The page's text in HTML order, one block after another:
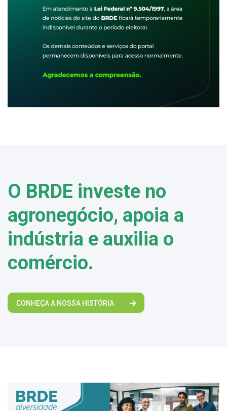
O BRDE investe no
agronegócio, apoia a
indústria e auxilia o
comércio.
CONHEÇA A NOSSA HISTÓRIA